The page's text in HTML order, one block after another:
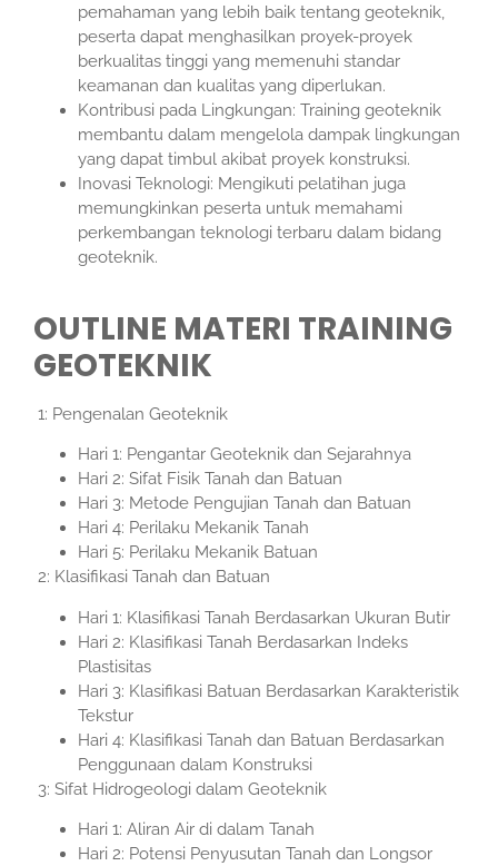
pemahaman yang lebih baik tentang geoteknik,
peserta dapat menghasilkan proyek-proyek
berkualitas tinggi yang memenuhi standar
keamanan dan kualitas yang diperlukan.
Kontribusi pada Lingkungan: Training geoteknik
membantu dalam mengelola dampak lingkungan
yang dapat timbul akibat proyek konstruksi.
Inovasi Teknologi: Mengikuti pelatihan juga
memungkinkan peserta untuk memahami
perkembangan teknologi terbaru dalam bidang
geoteknik.
OUTLINE MATERI TRAINING
GEOTEKNIK
1: Pengenalan Geoteknik
Hari 1: Pengantar Geoteknik dan Sejarahnya
Hari 2: Sifat Fisik Tanah dan Batuan
Hari 3: Metode Pengujian Tanah dan Batuan
Hari 4: Perilaku Mekanik Tanah
Hari 5: Perilaku Mekanik Batuan
2: Klasifikasi Tanah dan Batuan
Hari 1: Klasifikasi Tanah Berdasarkan Ukuran Butir
Hari 2: Klasifikasi Tanah Berdasarkan Indeks
Plastisitas
Hari 3: Klasifikasi Batuan Berdasarkan Karakteristik
Tekstur
Hari 4: Klasifikasi Tanah dan Batuan Berdasarkan
Penggunaan dalam Konstruksi
3: Sifat Hidrogeologi dalam Geoteknik
Hari 1: Aliran Air di dalam Tanah
Hari 2: Potensi Penyusutan Tanah dan Longsor